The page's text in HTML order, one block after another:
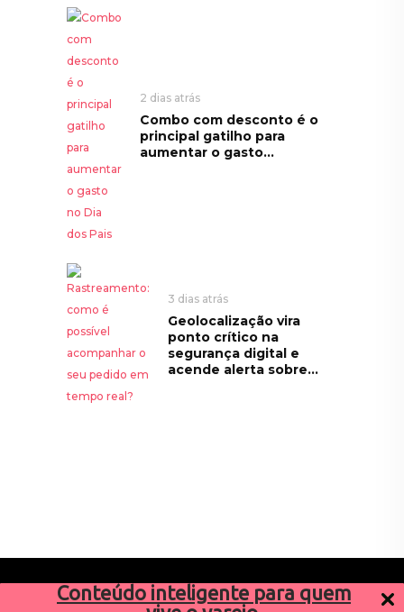
Conteúdo inteligente para quem
2 dias atrás
Combo com desconto é o
principal gatilho para
aumentar o gasto...
3 dias atrás
Geolocalização vira
ponto crítico na
segurança digital e
acende alerta sobre...